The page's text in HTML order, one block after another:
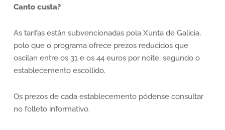
Canto custa?
As tarifas están subvencionadas pola Xunta de Galicia,
polo que o programa ofrece prezos reducidos que
oscilan entre os 31 e os 44 euros por noite, segundo o
establecemento escollido.
Os prezos de cada establecemento pódense consultar
no folleto informativo.